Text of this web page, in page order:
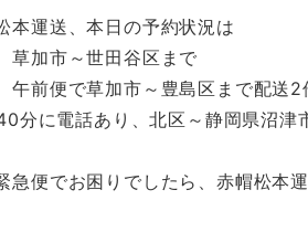
本運送、本日の予約状況は
草加市～世田谷区まで
午前便で草加市～豊島区まで配送
分に電話あり、北区～静岡県沼津
急便でお困りでしたら、赤帽松本